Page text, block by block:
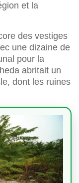
et la
des vestiges
une dizaine de
pour la
abritait un
dont les ruines